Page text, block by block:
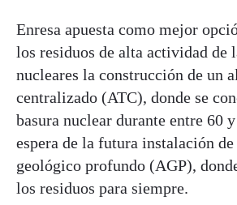
Enresa apuesta como mejor
los residuos de alta actividad de
nucleares la construcción de un
centralizado (ATC), donde se
basura nuclear durante entre 60
espera de la futura instalación
geológico profundo (AGP),
los residuos para siempre.